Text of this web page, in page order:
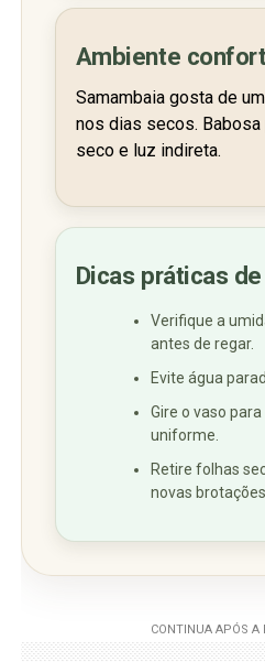
Ambiente
Samambaia gosta de
nos dias secos.
seco e luz indireta.
Dicas práticas
Verifique a
antes de regar.
Evite água
Gire o vaso
uniforme.
Retire folhas
novas